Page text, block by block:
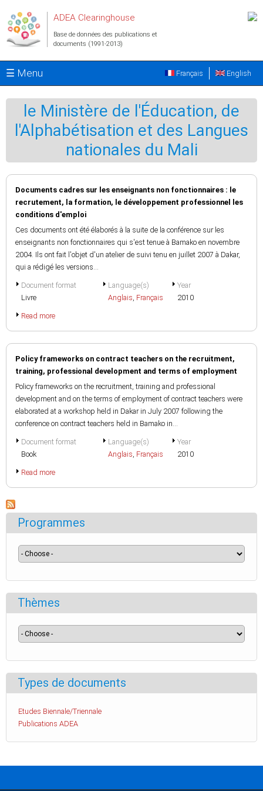
ADEA Clearinghouse
Base de données des publications et
documents (1991-2013)
☰ Menu English
Français
le Ministère de l'Éducation, de
l'Alphabétisation et des Langues
nationales du Mali
Documents cadres sur les enseignants non fonctionnaires : le
recrutement, la formation, le développement professionnel les
conditions d'emploi
Ces documents ont été élaborés à la suite de la conférence sur les
enseignants non fonctionnaires qui s'est tenue à Bamako en novembre
2004. Ils ont fait l'objet d'un atelier de suivi tenu en juillet 2007 à Dakar,
qui a rédigé les versions...
Document format
Livre
Language(s)
Anglais, Français
Year
2010
Read more
Policy frameworks on contract teachers on the recruitment,
training, professional development and terms of employment
Policy frameworks on the recruitment, training and professional
development and on the terms of employment of contract teachers were
elaborated at a workshop held in Dakar in July 2007 following the
conference on contract teachers held in Bamako in...
Document format
Book
Language(s)
Anglais, Français
Year
2010
Read more
Programmes
Thèmes
Types de documents
Etudes Biennale/Triennale
Publications ADEA